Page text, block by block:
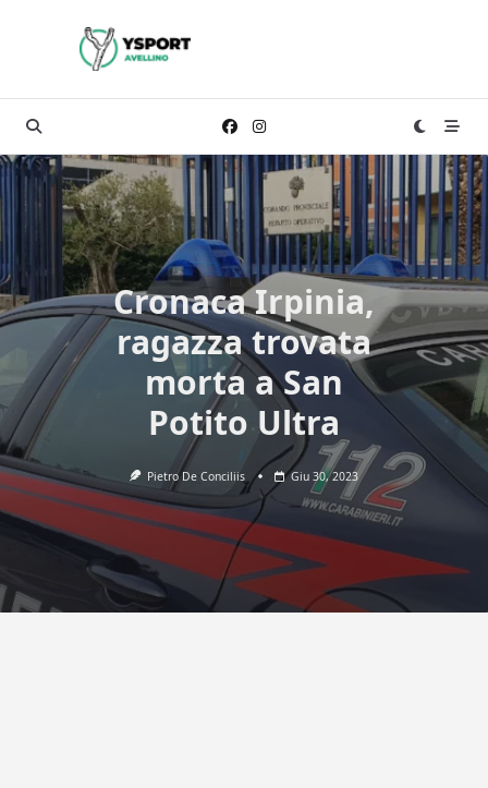
Cronaca Irpinia,
ragazza trovata
morta a San
Potito Ultra
Pietro De Conciliis Giu 30, 2023